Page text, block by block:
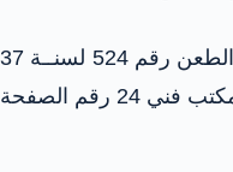
النقض المدني – الفقرة رقم 1 من الطعن رقم 524 لسنــة 37
ق – تاريخ الجلسة 25 / 01 / 1973 مكتب فني 24 رقم الصفحة